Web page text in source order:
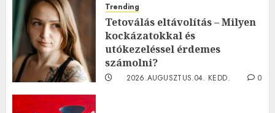
Trending
Tetoválás eltávolítás – Milyen
kockázatokkal és
utókezeléssel érdemes
számolni?
2026.AUGUSZTUS.04. KEDD.
0